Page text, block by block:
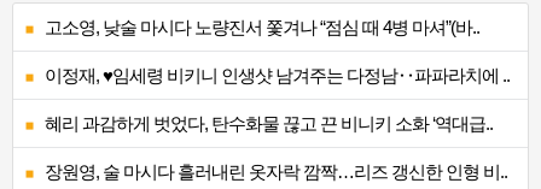
고소영, 낮술 마시다 노량진서 쫓겨나 “점심 때 4병 마셔”(바..
이정재, ♥임세령 비키니 인생샷 남겨주는 다정남‥파파라치에 ..
혜리 과감하게 벗었다, 탄수화물 끊고 끈 비니키 소화 ‘역대급..
장원영, 술 마시다 흘러내린 옷자락 깜짝…리즈 갱신한 인형 비..